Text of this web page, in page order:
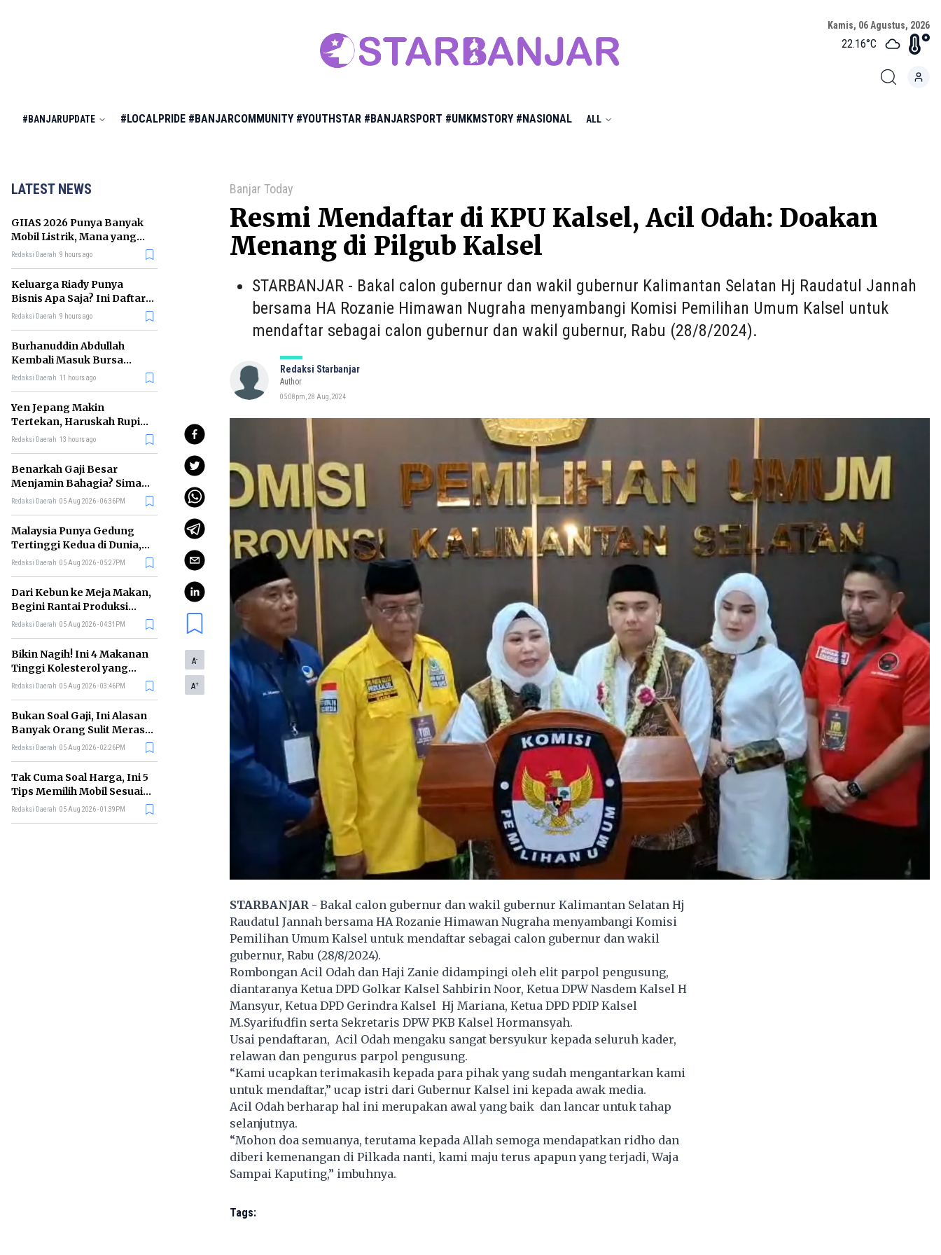
Kamis, 06 Agustus, 2026
22.16°C
#BANJARUPDATE #LOCALPRIDE #BANJARCOMMUNITY #YOUTHSTAR #BANJARSPORT #UMKMSTORY #NASIONAL ALL
LATEST NEWS
GIIAS 2026 Punya Banyak
Mobil Listrik, Mana yang
Cocok untuk Gaji Rp10 Juta?
Redaksi Daerah 9 hours ago
Keluarga Riady Punya
Bisnis Apa Saja? Ini Daftar
Kerajaan Usahanya
Redaksi Daerah 9 hours ago
Burhanuddin Abdullah
Kembali Masuk Bursa
Gubernur BI, Ini Rekam
Redaksi Daerah 11 hours ago
Yen Jepang Makin
Tertekan, Haruskah Rupiah
Ikut Khawatir?
Redaksi Daerah 13 hours ago
Benarkah Gaji Besar
Menjamin Bahagia? Simak
Penjelasan Ilmu Ekonomi
Redaksi Daerah 05 Aug 2026 - 06:36PM
Malaysia Punya Gedung
Tertinggi Kedua di Dunia,
Ini Daftar Lengkap 2026
Redaksi Daerah 05 Aug 2026 - 05:27PM
Dari Kebun ke Meja Makan,
Begini Rantai Produksi
Sawit di Indonesia
Redaksi Daerah 05 Aug 2026 - 04:31PM
Bikin Nagih! Ini 4 Makanan
Tinggi Kolesterol yang
Sebaiknya Dikurangi
Redaksi Daerah 05 Aug 2026 - 03:46PM
Bukan Soal Gaji, Ini Alasan
Banyak Orang Sulit Merasa
Cukup
Redaksi Daerah 05 Aug 2026 - 02:26PM
Tak Cuma Soal Harga, Ini 5
Tips Memilih Mobil Sesuai
Kebutuhan
Redaksi Daerah 05 Aug 2026 - 01:39PM
Banjar Today
Resmi Mendaftar di KPU Kalsel, Acil Odah: Doakan
Menang di Pilgub Kalsel
STARBANJAR - Bakal calon gubernur dan wakil gubernur Kalimantan Selatan Hj Raudatul Jannah
bersama HA Rozanie Himawan Nugraha menyambangi Komisi Pemilihan Umum Kalsel untuk
mendaftar sebagai calon gubernur dan wakil gubernur, Rabu (28/8/2024).
Redaksi Starbanjar
Author
05:08pm, 28 Aug, 2024
A-
A+
STARBANJAR - Bakal calon gubernur dan wakil gubernur Kalimantan Selatan Hj
Raudatul Jannah bersama HA Rozanie Himawan Nugraha menyambangi Komisi
Pemilihan Umum Kalsel untuk mendaftar sebagai calon gubernur dan wakil
gubernur, Rabu (28/8/2024).
Rombongan Acil Odah dan Haji Zanie didampingi oleh elit parpol pengusung,
diantaranya Ketua DPD Golkar Kalsel Sahbirin Noor, Ketua DPW Nasdem Kalsel H
Mansyur, Ketua DPD Gerindra Kalsel Hj Mariana, Ketua DPD PDIP Kalsel
M.Syarifudfin serta Sekretaris DPW PKB Kalsel Hormansyah.
Usai pendaftaran, Acil Odah mengaku sangat bersyukur kepada seluruh kader,
relawan dan pengurus parpol pengusung.
“Kami ucapkan terimakasih kepada para pihak yang sudah mengantarkan kami
untuk mendaftar,” ucap istri dari Gubernur Kalsel ini kepada awak media.
Acil Odah berharap hal ini merupakan awal yang baik dan lancar untuk tahap
selanjutnya.
“Mohon doa semuanya, terutama kepada Allah semoga mendapatkan ridho dan
diberi kemenangan di Pilkada nanti, kami maju terus apapun yang terjadi, Waja
Sampai Kaputing,” imbuhnya.
Tags: